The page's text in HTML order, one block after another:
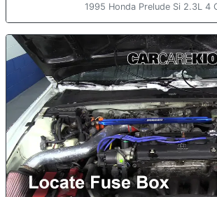
1995 Honda Prelude Si 2.3L 4